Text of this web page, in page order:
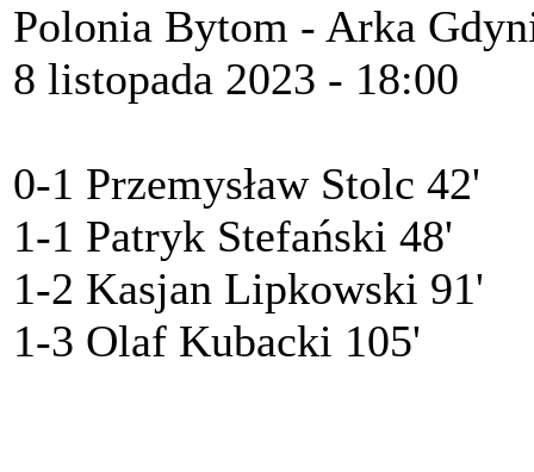
Polonia Bytom - Arka
8 listopada 2023 - 18:00
0-1 Przemysław Stolc 42'
1-1 Patryk Stefański 48'
1-2 Kasjan Lipkowski 91'
1-3 Olaf Kubacki 105'